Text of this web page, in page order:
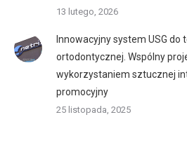
13 lutego, 2026
Innowacyjny system USG do
ortodontycznej. Wspólny
wykorzystaniem sztucznej
promocyjny
25 listopada, 2025